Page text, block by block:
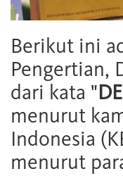
Berikut ini
Pengertian,
dari kata "
menurut
Indonesia
menurut